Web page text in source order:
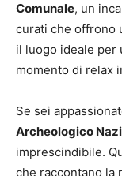
Comunale, un
curati che offrono
il luogo ideale per
momento di relax
Se sei
Archeologico
imprescindibile.
che raccontano la